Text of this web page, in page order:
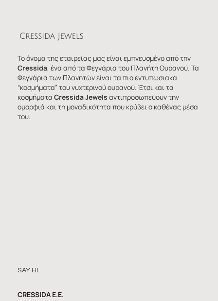
Το όνομα της εταιρείας μας είναι εμπνευσμένο από την
Cressida, ένα από τα Φεγγάρια του Πλανήτη Ουρανού. Τα
Φεγγάρια των Πλανητών είναι τα πιο εντυπωσιακά
“κοσμήματα” του νυχτερινού ουρανού. Έτσι και τα
κοσμήματα Cressida Jewels αντιπροσωπεύουν την
ομορφιά και τη μοναδικότητα που κρύβει ο καθένας μέσα
του.
SAY HI
CRESSIDA E.E.